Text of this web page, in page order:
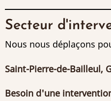
Secteur
Nous nous déplaçons
Saint-Pierre-de-Bailleul,
Besoin d'une